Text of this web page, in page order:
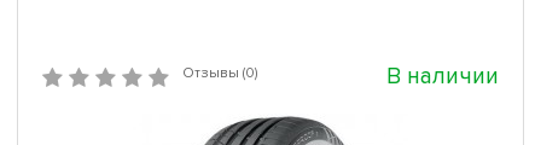
Отзывы (0) В наличии